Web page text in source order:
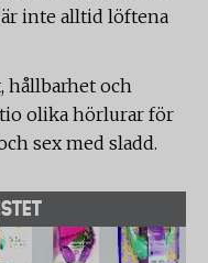
inte alltid löftena
hållbarhet och
olika hörlurar för
sex med sladd.